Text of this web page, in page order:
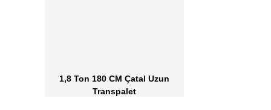
1,8 Ton 180 CM Çatal Uzun
Transpalet